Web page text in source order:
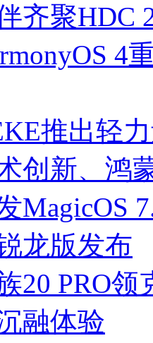
齐聚HDC
4
推出轻
创新、鸿
MagicOS
龙版发布
20 PRO
融体验